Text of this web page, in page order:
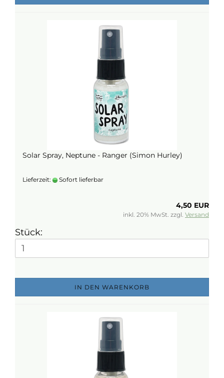
Solar Spray, Neptune - Ranger (Simon Hurley)
Lieferzeit: Sofort lieferbar
4,50 EUR
inkl. 20% MwSt. zzgl. Versand
Stück:
IN DEN WARENKORB